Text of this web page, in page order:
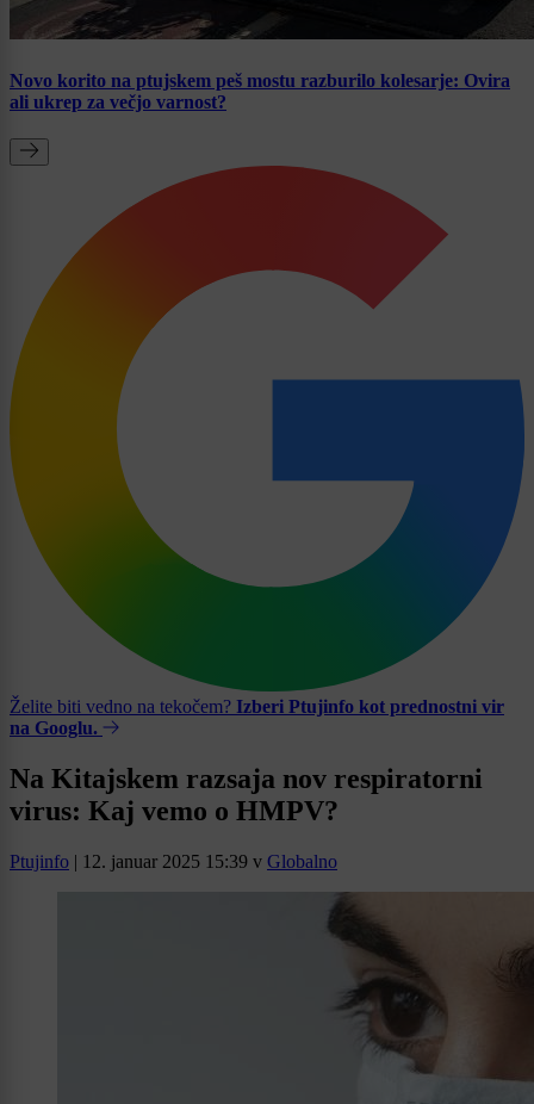
Novo korito na ptujskem peš mostu razburilo kolesarje: Ovira
ali ukrep za večjo varnost?
Želite biti vedno na tekočem? Izberi Ptujinfo kot prednostni vir
na Googlu.
Na Kitajskem razsaja nov respiratorni
virus: Kaj vemo o HMPV?
Ptujinfo | 12. januar 2025 15:39 v Globalno